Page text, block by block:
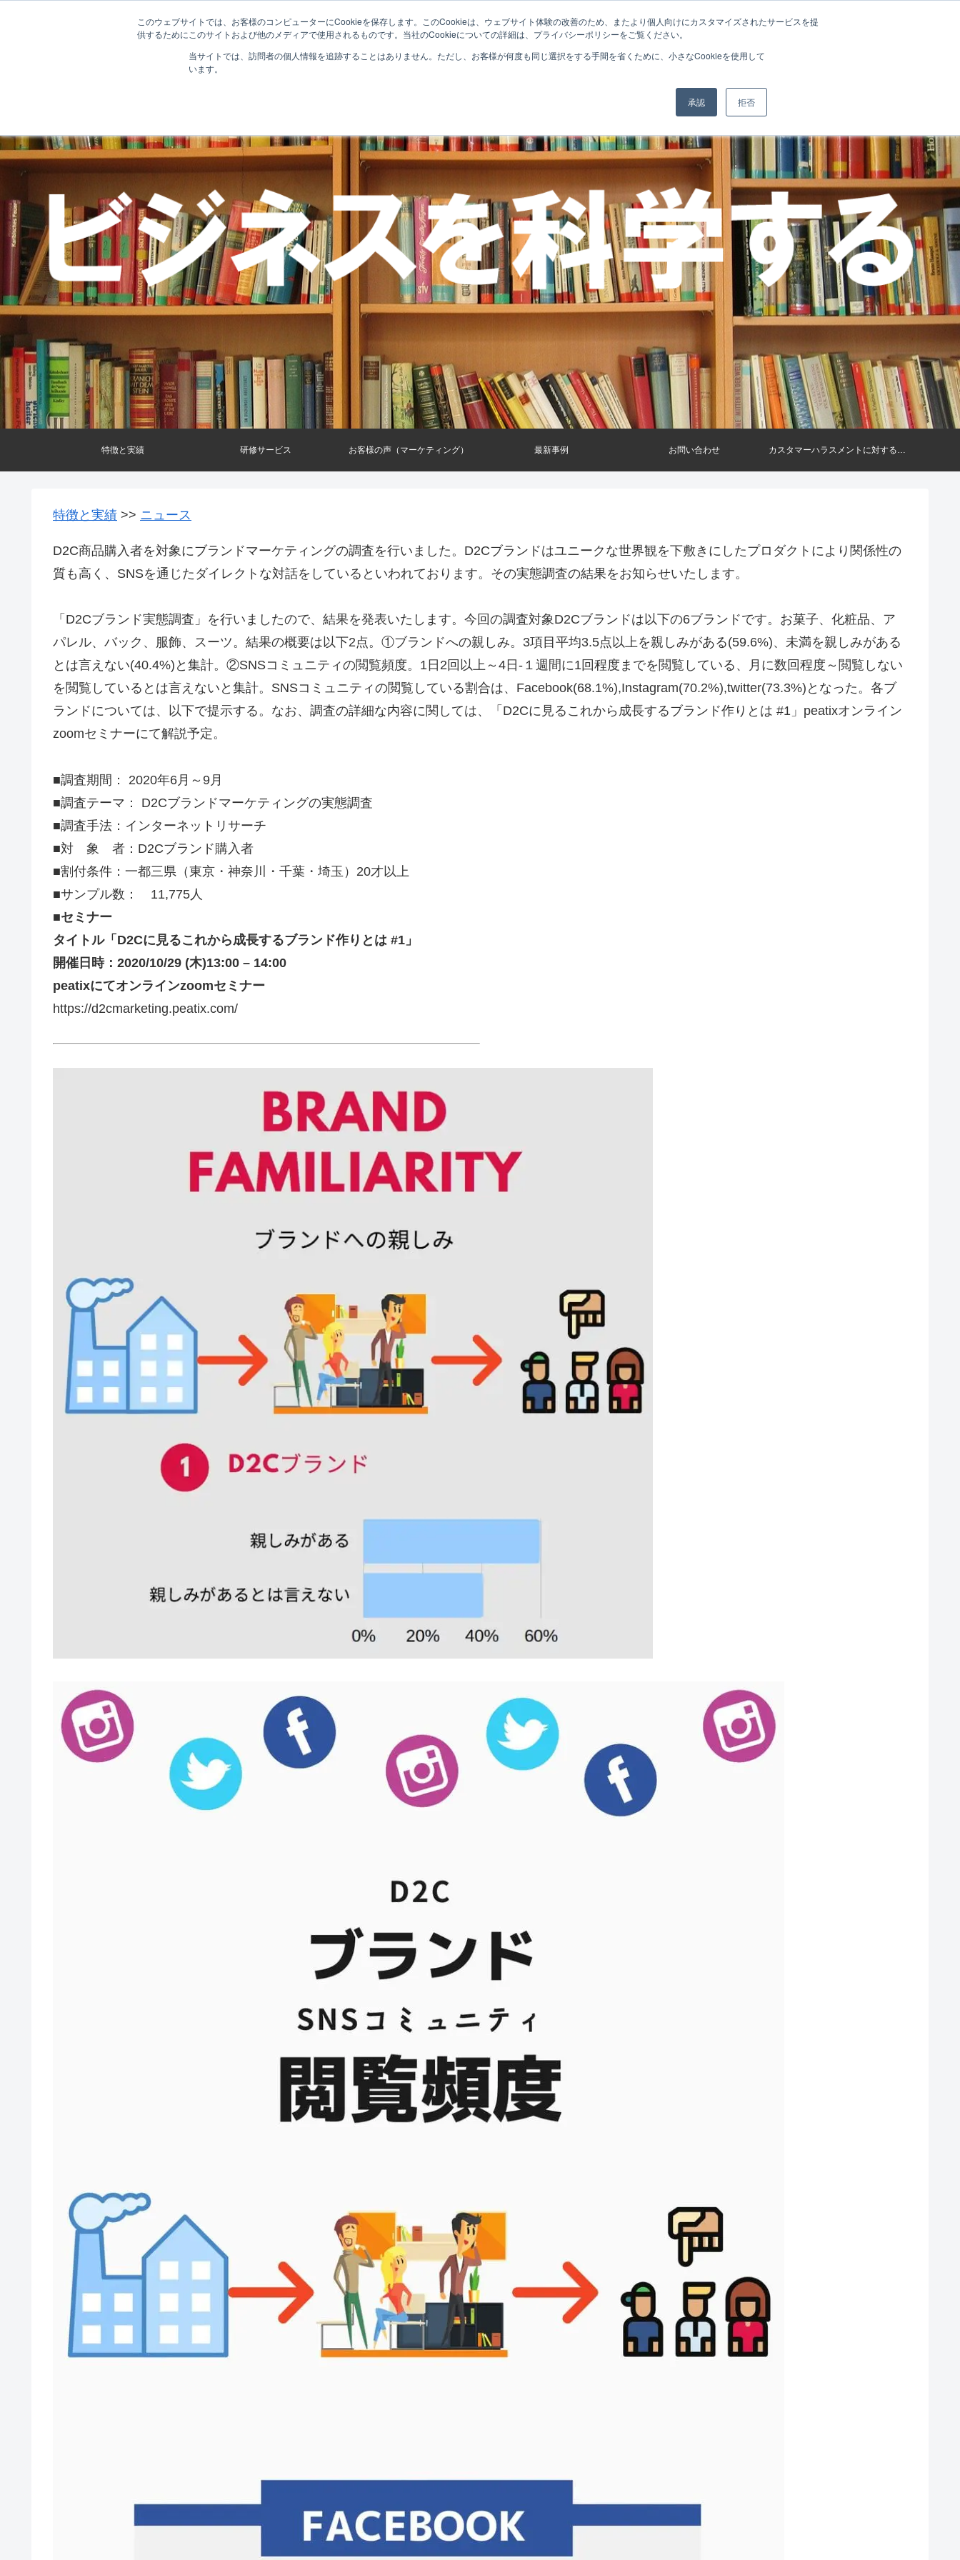
このウェブサイトでは、お客様のコンピューターにCookieを保存します。このCookieは、ウェブサイト体験の改善のため、またより個人向けにカスタマイズされたサービスを提
供するためにこのサイトおよび他のメディアで使用されるものです。当社のCookieについての詳細は、プライバシーポリシーをご覧ください。
当サイトでは、訪問者の個人情報を追跡することはありません。ただし、お客様が何度も同じ選択をする手間を省くために、小さなCookieを使用して
います。
承認 拒否
特徴と実績 研修サービス お客様の声（マーケティング） 最新事例 お問い合わせ カスタマーハラスメントに対する基
特徴と実績 >> ニュース
D2C商品購入者を対象にブランドマーケティングの調査を行いました。D2Cブランドはユニークな世界観を下敷きにしたプロダクトにより関係性の
質も高く、SNSを通じたダイレクトな対話をしているといわれております。その実態調査の結果をお知らせいたします。
「D2Cブランド実態調査」を行いましたので、結果を発表いたします。今回の調査対象D2Cブランドは以下の6ブランドです。お菓子、化粧品、ア
パレル、バック、服飾、スーツ。結果の概要は以下2点。①ブランドへの親しみ。3項目平均3.5点以上を親しみがある(59.6%)、未満を親しみがある
とは言えない(40.4%)と集計。②SNSコミュニティの閲覧頻度。1日2回以上～4日-１週間に1回程度までを閲覧している、月に数回程度～閲覧しない
を閲覧しているとは言えないと集計。SNSコミュニティの閲覧している割合は、Facebook(68.1%),Instagram(70.2%),twitter(73.3%)となった。各ブ
ランドについては、以下で提示する。なお、調査の詳細な内容に関しては、「D2Cに見るこれから成長するブランド作りとは #1」peatixオンライン
zoomセミナーにて解説予定。
■調査期間： 2020年6月～9月
■調査テーマ： D2Cブランドマーケティングの実態調査
■調査手法：インターネットリサーチ
■対 象 者：D2Cブランド購入者
■割付条件：一都三県（東京・神奈川・千葉・埼玉）20才以上
■サンプル数： 11,775人
■セミナー
タイトル「D2Cに見るこれから成長するブランド作りとは #1」
開催日時：2020/10/29 (木)13:00 – 14:00
peatixにてオンラインzoomセミナー
https://d2cmarketing.peatix.com/